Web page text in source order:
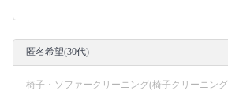
匿名希望(30代)
椅子・ソファークリーニング(椅子クリーニン